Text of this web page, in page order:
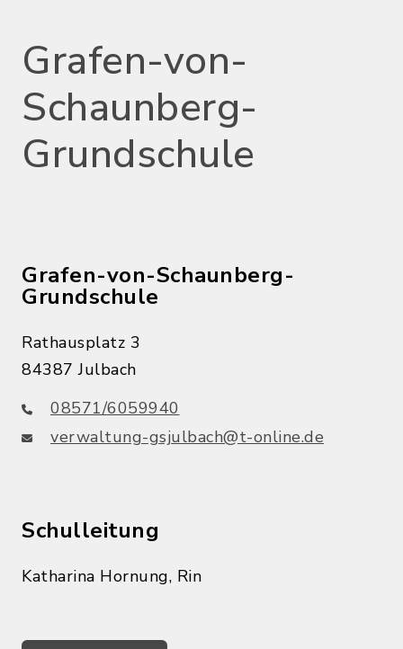
Grafen-von-
Schaunberg-
Grundschule
Grafen-von-Schaunberg-
Grundschule
Rathausplatz 3
84387 Julbach
08571/6059940
verwaltung-gsjulbach@t-online.de
Schulleitung
Katharina Hornung, Rin